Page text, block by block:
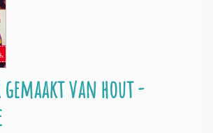
van hout -